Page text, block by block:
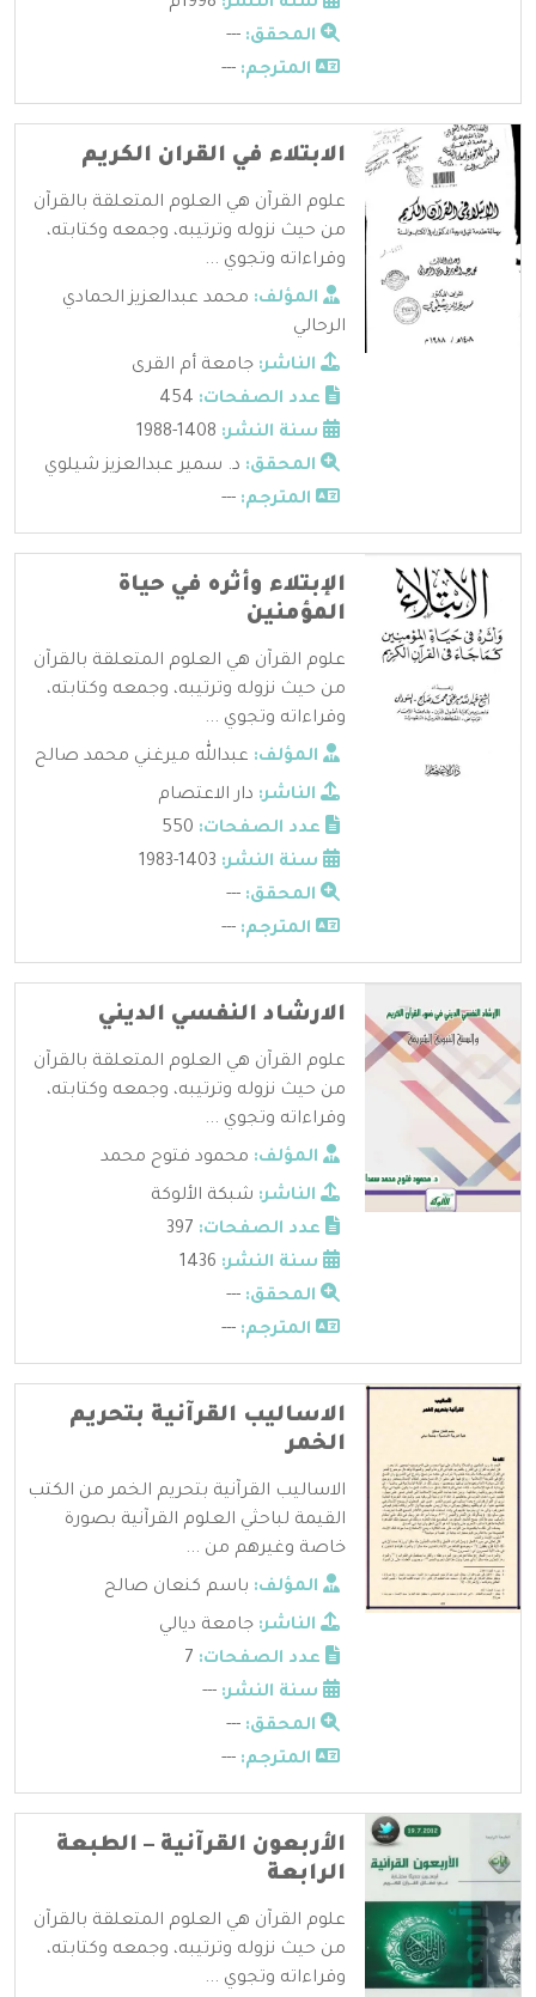
المحقق: ---
المترجم: ---
الابتلاء في القران الكريم
علوم القرآن هي العلوم المتعلقة بالقرآن
من حيث نزوله وترتيبه، وجمعه وكتابته،
وقراءاته وتجوي ...
المؤلف: محمد عبدالعزيز الحمادي
الرحالي
الناشر: جامعة أم القرى
عدد الصفحات:
سنة النشر:
المحقق: د. سمير عبدالعزيز شيلوي
المترجم: ---
الإبتلاء وأثره في حياة
المؤمنين
علوم القرآن هي العلوم المتعلقة بالقرآن
من حيث نزوله وترتيبه، وجمعه وكتابته،
وقراءاته وتجوي ...
المؤلف: عبدالله ميرغني محمد صالح
الناشر: دار الاعتصام
عدد الصفحات:
سنة النشر:
المحقق: ---
المترجم: ---
الارشاد النفسي الديني
علوم القرآن هي العلوم المتعلقة بالقرآن
من حيث نزوله وترتيبه، وجمعه وكتابته،
وقراءاته وتجوي ...
المؤلف: محمود فتوح محمد
الناشر: شبكة الألوكة
عدد الصفحات:
سنة النشر:
المحقق: ---
المترجم: ---
الاساليب القرآنية بتحريم
الخمر
الاساليب القرآنية بتحريم الخمر من الكتب
القيمة لباحثي العلوم القرآنية بصورة
خاصة وغيرهم من ...
المؤلف: باسم كنعان صالح
الناشر: جامعة ديالي
عدد الصفحات:
سنة النشر: ---
المحقق: ---
المترجم: ---
الأربعون القرآنية – الطبعة
الرابعة
علوم القرآن هي العلوم المتعلقة بالقرآن
من حيث نزوله وترتيبه، وجمعه وكتابته،
وقراءاته وتجوي ...